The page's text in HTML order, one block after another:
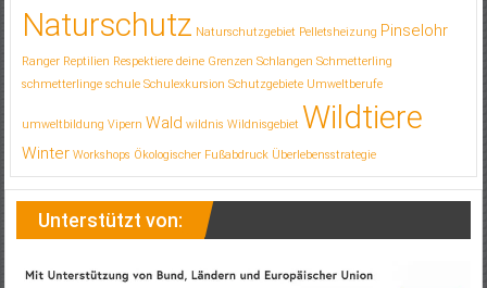
Naturschutz Naturschutzgebiet Pelletsheizung Pinselohr
Ranger Reptilien Respektiere deine Grenzen Schlangen Schmetterling
schmetterlinge schule Schulexkursion Schutzgebiete Umweltberufe
umweltbildung Vipern Wald wildnis Wildnisgebiet Wildtiere
Winter Workshops Ökologischer Fußabdruck Überlebensstrategie
Unterstützt von: